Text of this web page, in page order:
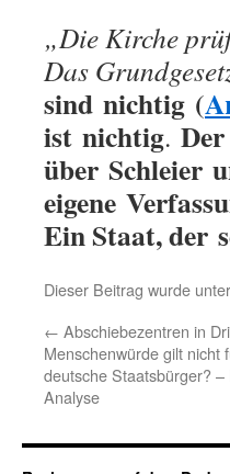
„Die Kirche
Das
sind nichtig (
ist nichtig.
über Schleier
eigene
Ein Staat, der
Dieser Beitrag wurde unter
← Abschiebezentren in
Menschenwürde gilt nicht
deutsche Staatsbürger?
Analyse